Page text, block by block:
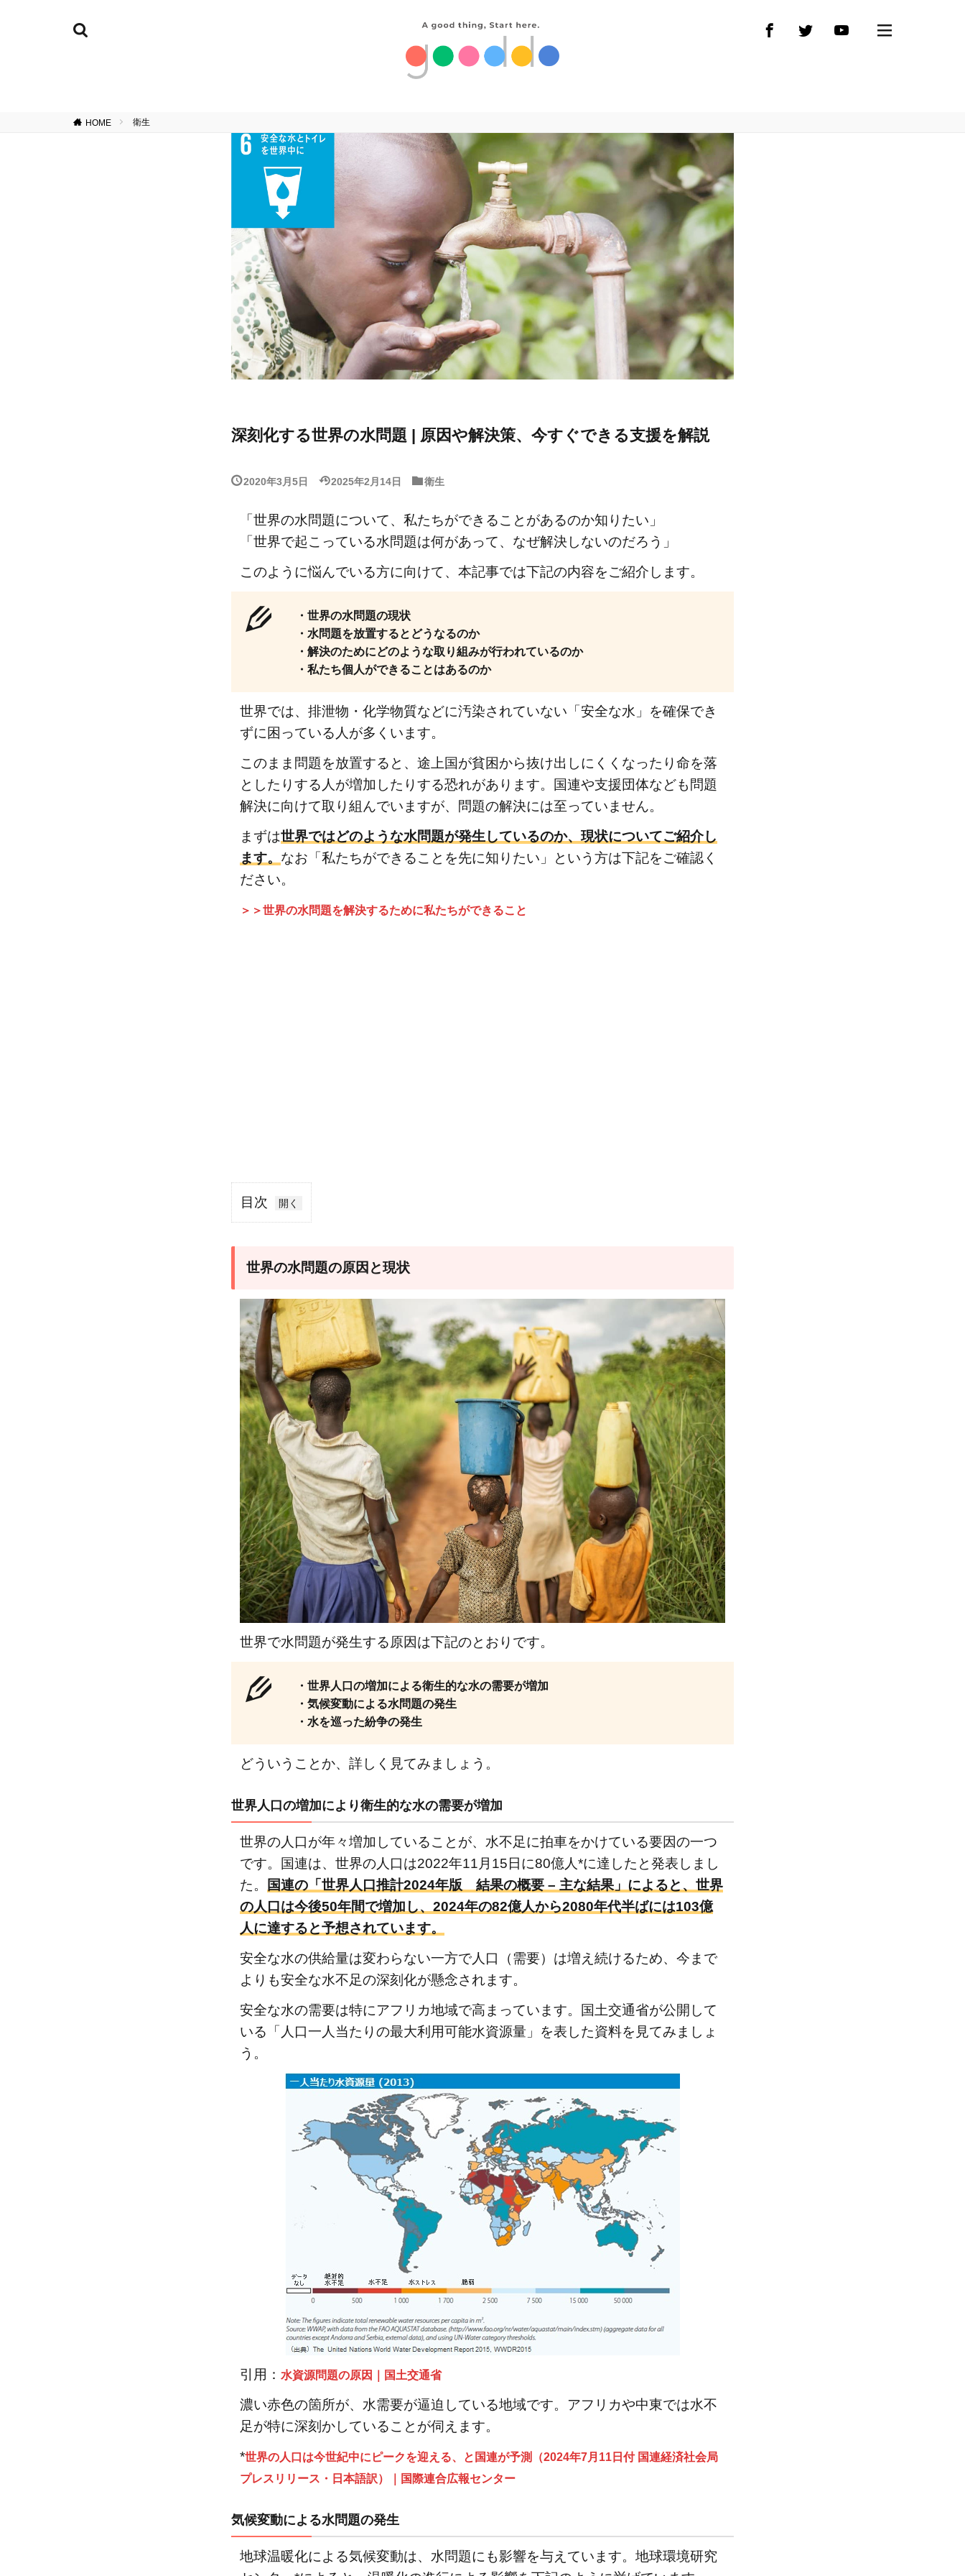
HOME 衛生
深刻化する世界の水問題 | 原因や解決策、今すぐできる支援を解説
2020年3月5日 2025年2月14日 衛生
「世界の水問題について、私たちができることがあるのか知りたい」
「世界で起こっている水問題は何があって、なぜ解決しないのだろう」
このように悩んでいる方に向けて、本記事では下記の内容をご紹介します。
・世界の水問題の現状
・水問題を放置するとどうなるのか
・解決のためにどのような取り組みが行われているのか
・私たち個人ができることはあるのか
世界では、排泄物・化学物質などに汚染されていない「安全な水」を確保でき
ずに困っている人が多くいます。
このまま問題を放置すると、途上国が貧困から抜け出しにくくなったり命を落
としたりする人が増加したりする恐れがあります。国連や支援団体なども問題
解決に向けて取り組んでいますが、問題の解決には至っていません。
まずは世界ではどのような水問題が発生しているのか、現状についてご紹介し
ます。 なお「私たちができることを先に知りたい」という方は下記をご確認く
ださい。
＞＞世界の水問題を解決するために私たちができること
目次
1
界
水
問
題
の
原
因
と
現
状
1.1
世界
人口
の増
加に
より
衛生
的な
水の
需要
によ
問題
の発
生
1.3
水を
巡っ
た紛
争の
発生
1.4
参
考：
日本
ける
水問
3
世界
の水
を解
決す
め国
政
世界の水問題の原因と現状
世界で水問題が発生する原因は下記のとおりです。
・世界人口の増加による衛生的な水の需要が増加
・気候変動による水問題の発生
・水を巡った紛争の発生
どういうことか、詳しく見てみましょう。
世界人口の増加により衛生的な水の需要が増加
世界の人口が年々増加していることが、水不足に拍車をかけている要因の一つ
です。国連は、世界の人口は2022年11月15日に80億人*に達したと発表しまし
た。
国連の「世界人口推計2024年版 結果の概要 – 主な結果」によると、世界
の人口は今後50年間で増加し、2024年の82億人から2080年代半ばには103億
人に達すると予想されています。
安全な水の供給量は変わらない一方で人口（需要）は増え続けるため、今まで
よりも安全な水不足の深刻化が懸念されます。
安全な水の需要は特にアフリカ地域で高まっています。国土交通省が公開して
いる「人口一人当たりの最大利用可能水資源量」を表した資料を見てみましょ
う。
引用： 水資源問題の原因｜国土交通省
濃い赤色の箇所が、水需要が逼迫している地域です。アフリカや中東では水不
足が特に深刻かしていることが伺えます。
*世界の人口は今世紀中にピークを迎える、と国連が予測（2024年7月11日付 国連経済社会局
プレスリリース・日本語訳）｜国際連合広報センター
気候変動による水問題の発生
地球温暖化による気候変動は、水問題にも影響を与えています。地球環境研究